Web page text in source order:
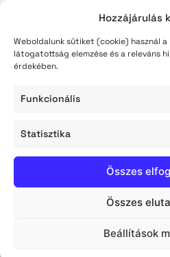
Hozzájárulás
Weboldalunk sütiket (cookie) használ
látogatottság elemzése és a releváns
érdekében.
Funkcionális
Statisztika
Összes
Összes
Beállítások
mokrata
Néppárt
póttag
Szutorisz-
póttag